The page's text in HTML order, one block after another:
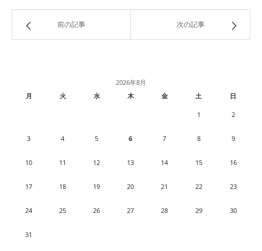
前の記事 次の記事
2026年8月
月
火 水 木 金 土 日
1 2
3 4 5 6 7 8 9
10 11 12 13 14 15 16
17 18 19 20 21 22 23
24 25 26 27 28 29 30
31